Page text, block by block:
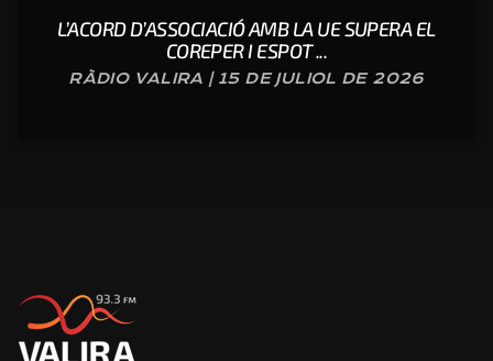
L’ACORD D’ASSOCIACIÓ AMB LA UE SUPERA EL
COREPER I ESPOT ...
RÀDIO VALIRA | 15 DE JULIOL DE 2026